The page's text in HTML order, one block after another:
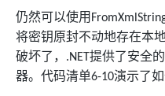
仍然可以使用
将密钥原封不动地存在本
破坏了， .NET提供了安全
器。代码清单6-10演示了